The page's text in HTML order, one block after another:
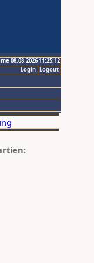
08.08.2026 11:25:12
Logout
Login